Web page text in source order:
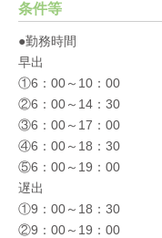
条件等
●勤務時間
早出
①6：00～10：00
②6：00～14：30
③6：00～17：00
④6：00～18：30
⑤6：00～19：00
遅出
①9：00～18：30
②9：00～19：00